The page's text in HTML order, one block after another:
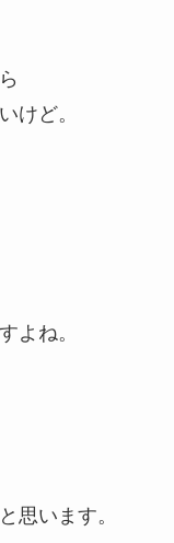
けど。
よね。
思います。